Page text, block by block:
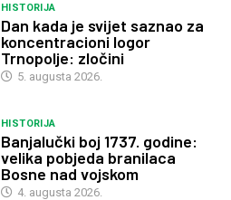
HISTORIJA
Dan kada je svijet saznao za
koncentracioni logor
Trnopolje: zločini
5. augusta 2026.
HISTORIJA
Banjalučki boj 1737. godine:
velika pobjeda branilaca
Bosne nad vojskom
4. augusta 2026.